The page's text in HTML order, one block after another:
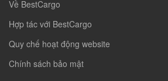
Về BestCargo
Hợp tác với BestCargo
Quy chế hoạt động website
Chính sách bảo mật